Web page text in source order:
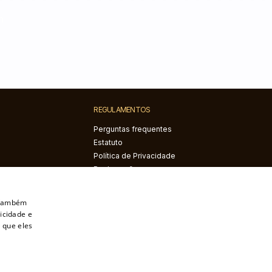
REGULAMENTOS
Perguntas frequentes
Estatuto
Política de Privacidade
Reclamações e
e
eles